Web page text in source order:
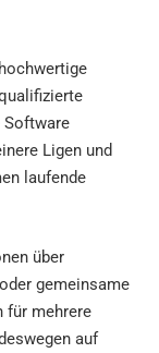
Software
Ligen und
laufende
über
gemeinsame
für mehrere
auf